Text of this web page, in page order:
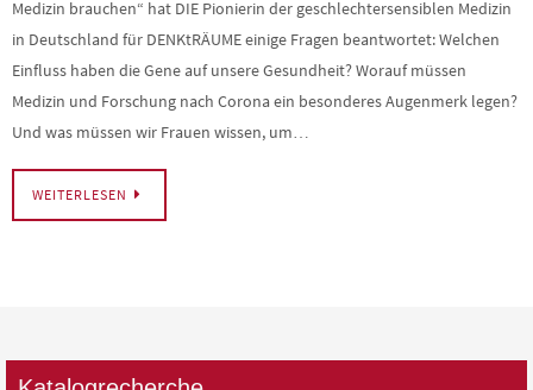
Medizin brauchen“ hat DIE Pionierin der geschlechtersensiblen Medizin
in Deutschland für DENKtRÄUME einige Fragen beantwortet: Welchen
Einfluss haben die Gene auf unsere Gesundheit? Worauf müssen
Medizin und Forschung nach Corona ein besonderes Augenmerk legen?
Und was müssen wir Frauen wissen, um…
WEITERLESEN